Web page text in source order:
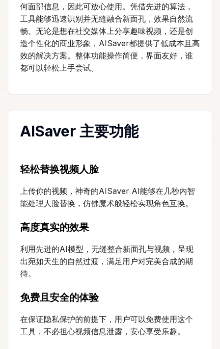
何面部信息，因此可放心使用。凭借先进的算法，
工具能够迅速识别并无缝融合新面孔，效果自然流
畅。无论是想在社交媒体上分享趣味视频，还是创
造个性化的商业形象，AISaver都提供了低成本且高
效的解决方案。整体功能操作简便，界面友好，谁
都可以轻松上手尝试。
AISaver 主要功能
轻松替换视频人脸
上传你的视频，神奇的AISaver AI能够在几秒内智
能处理人脸替换，仿佛魔术般轻松实现角色互换。
高度真实的效果
利用先进的AI模型，无缝整合新面孔与视频，呈现
出宛如天生的自然过渡，满足用户对完美合成的期
待。
免费且安全的体验
在保证隐私保护的前提下，用户可以免费使用这个
工具，不必担心视频信息泄露，安心享受乐趣。